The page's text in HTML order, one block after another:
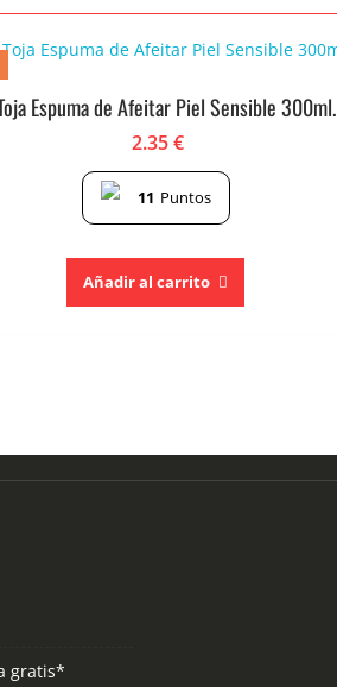
Espuma de Afeitar Piel Sensible 300ml.
2.35€
11 Puntos
Añadir al carrito
gratis*